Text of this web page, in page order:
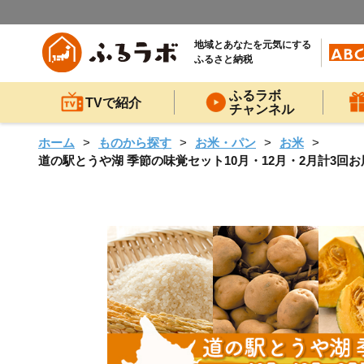
地域とあなたを元気にする
ふるさと納税
TVで紹介
ふるラボ
チャンネル
ホーム ものから探す お米・パン
お米
道の駅とうや湖 季節の味覚セット10月・12月・2月計3回